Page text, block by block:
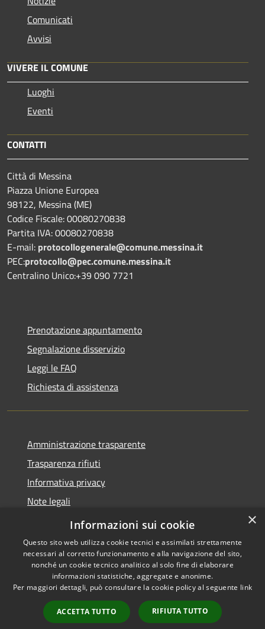
Comunicati
Avvisi
VIVERE IL COMUNE
Luoghi
Eventi
CONTATTI
Città di Messina
Piazza Unione Europea
98122, Messina (ME)
Codice Fiscale: 00080270838
Partita IVA: 00080270838
E-mail: protocollogenerale@comune.messina.it
PEC:protocollo@pec.comune.messina.it
Centralino Unico:+39 090 7721
Prenotazione appuntamento
Segnalazione disservizio
Leggi le FAQ
Richiesta di assistenza
Amministrazione trasparente
Trasparenza rifiuti
Informativa privacy
Note legali
Dichiarazione di accessibilità
Accessibilità
Copyright © 2026 • Città di
Messina • Powered by
Municipium•
Accesso
redazione
×
Informazioni sui cookie
Questo sito web utilizza cookie tecnici e assimilati strettamente
necessari al corretto funzionamento e alla navigazione del sito,
nonché un cookie tecnico analitico al solo fine di elaborare
informazioni statistiche, aggregate e anonime.
Per maggiori dettagli, può consultare la cookie policy al seguente link
ACCETTA TUTTO RIFIUTA TUTTO